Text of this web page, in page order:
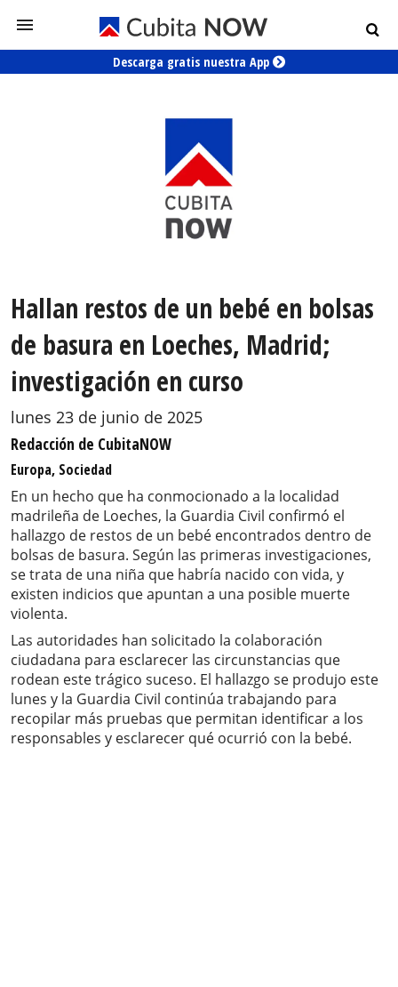
Descarga gratis nuestra App
Hallan restos de un bebé en bolsas
de basura en Loeches, Madrid;
investigación en curso
lunes 23 de junio de 2025
Redacción de CubitaNOW
Europa, Sociedad
En un hecho que ha conmocionado a la localidad
madrileña de Loeches, la Guardia Civil confirmó el
hallazgo de restos de un bebé encontrados dentro de
bolsas de basura. Según las primeras investigaciones,
se trata de una niña que habría nacido con vida, y
existen indicios que apuntan a una posible muerte
violenta.
Las autoridades han solicitado la colaboración
ciudadana para esclarecer las circunstancias que
rodean este trágico suceso. El hallazgo se produjo este
lunes y la Guardia Civil continúa trabajando para
recopilar más pruebas que permitan identificar a los
responsables y esclarecer qué ocurrió con la bebé.